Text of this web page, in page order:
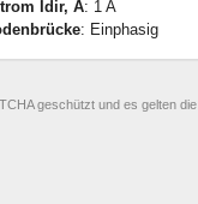
Idir, A: 1 A
: Einphasig
geschützt und es gelten die